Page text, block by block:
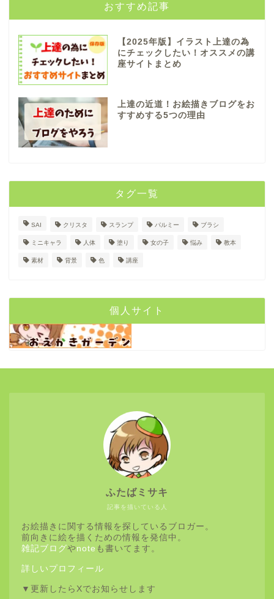
おすすめ記事
【2025年版】イラスト上達の為
にチェックしたい！オススメの講
座サイトまとめ
上達の近道！お絵描きブログをお
すすめする5つの理由
タグ一覧
SAI クリスタ スランプ パルミー ブラシ
ミニキャラ 人体 塗り 女の子 悩み 教本
素材 背景 色 講座
個人サイト
記事を描いている人
ふたばミサキ
お絵描きに関する情報を探しているブロガー。
前向きに絵を描くための情報を発信中。
雑記ブログやnote も書いてます。
詳しいプロフィール
▼更新したらXでお知らせします